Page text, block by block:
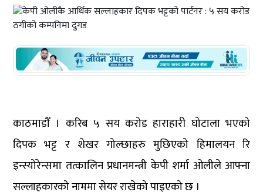
काठमाडौँ । करिब ५ सय करोड हाराहारी घोटाला भएको
दिपक भट्ट र शेखर गोल्छाहरु मुछिएको हिमालयन रि
इन्स्योरेन्समा तत्कालिन प्रधानमन्त्री केपी शर्मा ओलीले आफ्ना
सल्लाहकारको नाममा सेयर राखेको पाइएको छ ।